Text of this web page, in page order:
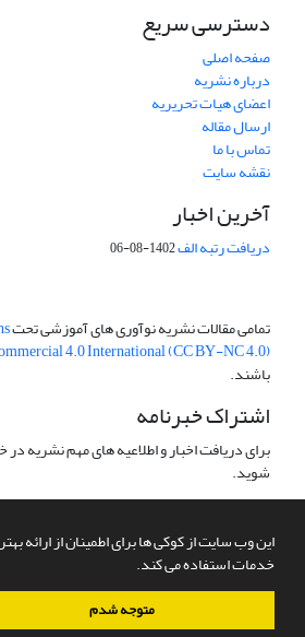
این وب سایت از کوکی ها برای اطمینان از ارائه
خدمات استفاده می کند.
متوجه شدم
دسترسی سریع
صفحه اصلی
درباره نشریه
اعضای هیات تحریریه
ارسال مقاله
تماس با ما
نقشه سایت
آخرین اخبار
دریافت رتبه الف1402-08-06
تمامی مقالات نشریه نوآوری های آموزشی تحت
4.0 International (CC BY-NC 4.0)
باشند.
اشتراک خبرنامه
برای دریافت اخبار و اطلاعیه های مهم نشریه
شوید.
سامانه مدیریت نشریات علمی.طراحی و پیاده